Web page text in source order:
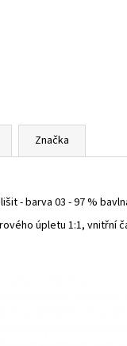
Značka
- barva 03 - 97 %
úpletu 1:1, vnitřní